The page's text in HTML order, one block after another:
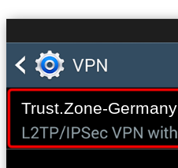
Trust.Zone-Germany